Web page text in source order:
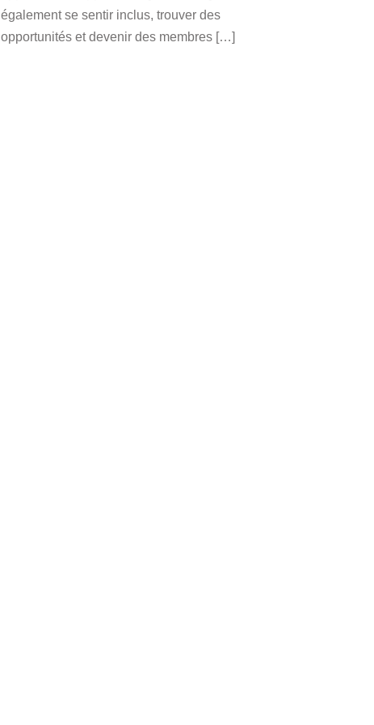
également se sentir inclus, trouver des
opportunités et devenir des membres […]